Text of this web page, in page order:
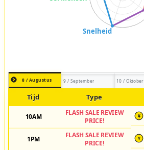
8 / Augustus 9 / September 10 / Oktober
Tijd Type
10AM
FLASH SALE REVIEW
PRICE!
¥
1PM
FLASH SALE REVIEW
PRICE!
¥